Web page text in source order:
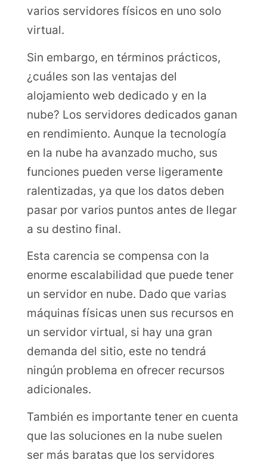
varios servidores físicos en uno solo
virtual.
Sin embargo, en términos prácticos,
¿cuáles son las ventajas del
alojamiento web dedicado y en la
nube? Los servidores dedicados ganan
en rendimiento. Aunque la tecnología
en la nube ha avanzado mucho, sus
funciones pueden verse ligeramente
ralentizadas, ya que los datos deben
pasar por varios puntos antes de llegar
a su destino final.
Esta carencia se compensa con la
enorme escalabilidad que puede tener
un servidor en nube. Dado que varias
máquinas físicas unen sus recursos en
un servidor virtual, si hay una gran
demanda del sitio, este no tendrá
ningún problema en ofrecer recursos
adicionales.
También es importante tener en cuenta
que las soluciones en la nube suelen
ser más baratas que los servidores